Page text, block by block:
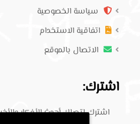
سياسة الخصوصية
اتفاقية الاستخدام
الاتصال بالموقع
اشترك:
اشترك لتصلك أحدث الأفكار